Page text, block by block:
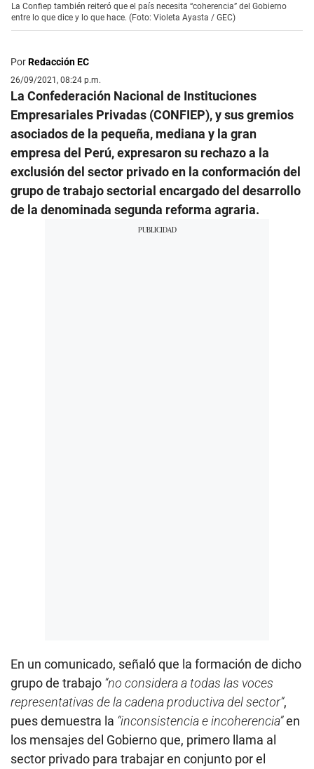
La Confiep también reiteró que el país necesita “coherencia” del Gobierno
entre lo que dice y lo que hace. (Foto: Violeta Ayasta / GEC)
PorRedacción EC
26/09/2021, 08:24 p.m.
La Confederación Nacional de Instituciones
Empresariales Privadas (CONFIEP), y sus gremios
asociados de la pequeña, mediana y la gran
empresa del Perú, expresaron su rechazo a la
exclusión del sector privado en la conformación del
grupo de trabajo sectorial encargado del desarrollo
de la denominada segunda reforma agraria.
En un comunicado, señaló que la formación de dicho
grupo de trabajo “no considera a todas las voces
representativas de la cadena productiva del sector”,
pues demuestra la “inconsistencia e incoherencia”en
los mensajes del Gobierno que, primero llama al
sector privado para trabajar en conjunto por el